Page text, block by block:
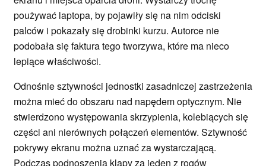
poużywać laptopa, by pojawiły się na nim odciski
palców i pokazały się drobinki kurzu. Autorce nie
podobała się faktura tego tworzywa, które ma nieco
lepiące właściwości.
Odnośnie sztywności jednostki zasadniczej zastrzeżenia
można mieć do obszaru nad napędem optycznym. Nie
stwierdzono występowania skrzypienia, kolebiących się
części ani nierównych połączeń elementów. Sztywność
pokrywy ekranu można uznać za wystarczającą.
Podczas podnoszenia klapy za jeden z rogów